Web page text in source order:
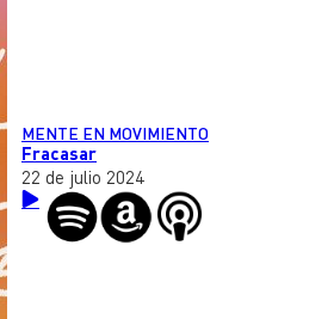
MENTE EN MOVIMIENTO
Fracasar
22 de julio 2024